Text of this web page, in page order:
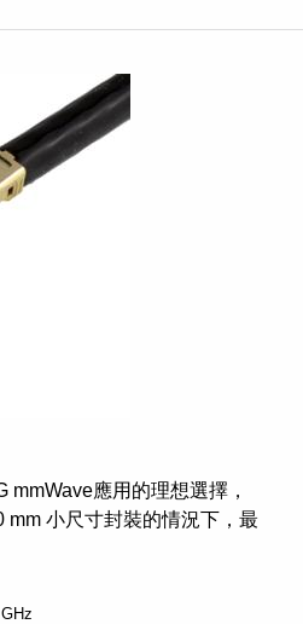
mmWave應用的理想選擇，
mm 小尺寸封裝的情況下，最